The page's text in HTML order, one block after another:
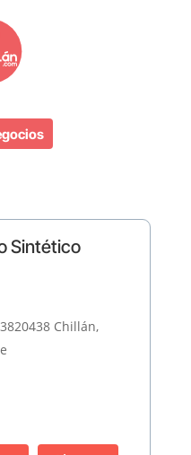
Sintético
Chillán,